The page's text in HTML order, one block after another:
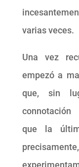
varias veces.
Una vez
empezó a
que, sin
connotación
que la